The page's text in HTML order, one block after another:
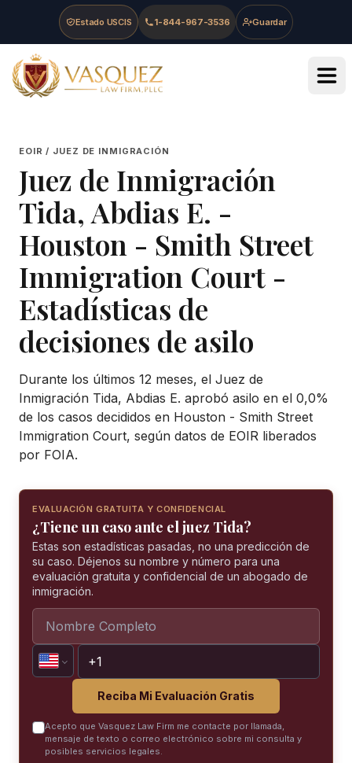
Skip to main content
Skip to navigation
Skip to footer
Estado USCIS 1-844-967-3536 Guardar
Vasquez Law Firm - Home
EOIR / JUEZ DE INMIGRACIÓN
Juez de Inmigración
Tida, Abdias E. -
Houston - Smith Street
Immigration Court -
Estadísticas de
decisiones de asilo
Durante los últimos 12 meses, el Juez de
Inmigración Tida, Abdias E. aprobó asilo en el 0,0%
de los casos decididos en Houston - Smith Street
Immigration Court, según datos de EOIR liberados
por FOIA.
EVALUACIÓN GRATUITA Y CONFIDENCIAL
¿Tiene un caso ante el juez Tida?
Estas son estadísticas pasadas, no una predicción de
su caso. Déjenos su nombre y número para una
evaluación gratuita y confidencial de un abogado de
inmigración.
Reciba Mi Evaluación Gratis
Acepto que Vasquez Law Firm me contacte por llamada,
mensaje de texto o correo electrónico sobre mi consulta y
posibles servicios legales.